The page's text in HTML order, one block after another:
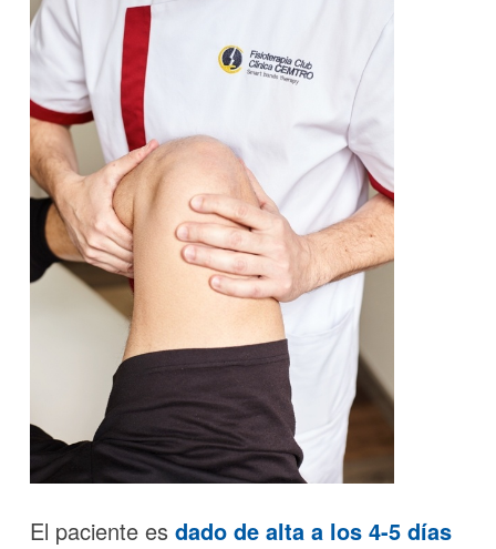
El paciente es dado de alta a los 4-5 días